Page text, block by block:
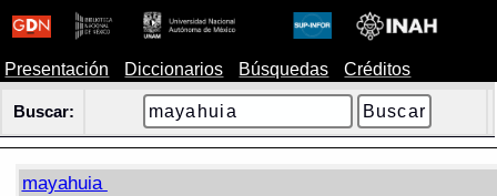
Presentación Diccionarios Búsquedas Créditos
Buscar:
mayahuia